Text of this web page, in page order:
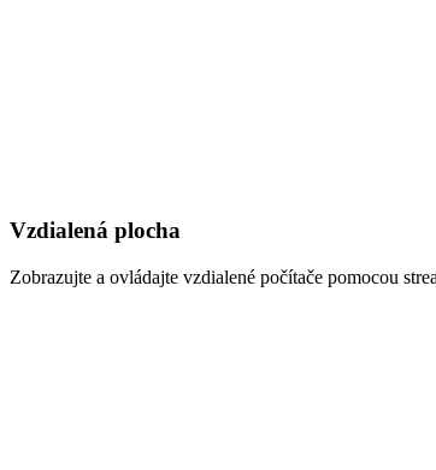
Vzdialená plocha
Zobrazujte a ovládajte vzdialené počítače pomocou